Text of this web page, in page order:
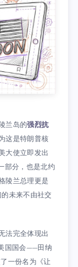
兰岛的强烈抗
这是特朗普核
大使立即发出
部分，也是北约
陵兰总理更是
未来不由社交
法完全体现出
国国会——田纳
一份名为《让